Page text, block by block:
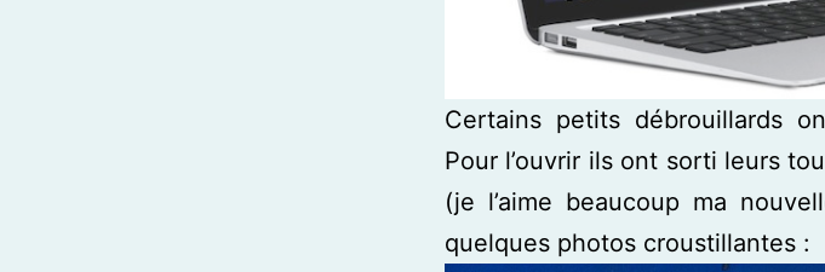
Certains petits débrouillards
Pour l’ouvrir ils ont sorti leurs
(je l’aime beaucoup ma
quelques photos croustillantes :